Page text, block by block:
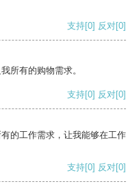
支持[0] 反对[0]
所有的购物需求。
支持[0] 反对[0]
的工作需求，让我能够在工作
支持[0] 反对[0]